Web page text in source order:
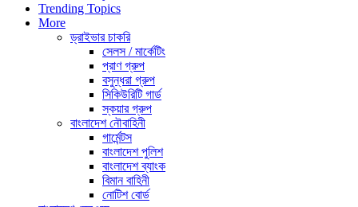
Trending Topics
More
ড্রাইভার চাকরি
সেলস / মার্কেটিং
প্রাণ গ্রুপ
বসুন্ধরা গ্রুপ
সিকিউরিটি গার্ড
স্কয়ার গ্রুপ
বাংলাদেশ নৌবাহিনী
গার্মেন্টস
বাংলাদেশ পুলিশ
বাংলাদেশ ব্যাংক
বিমান বাহিনী
নোটিশ বোর্ড